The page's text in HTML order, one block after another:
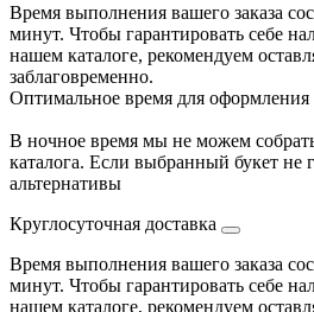
Время выполнения вашего заказа
минут. Чтобы гарантировать себе
нашем каталоге, рекомендуем
заблаговременно.
Оптимальное время для оформления
В ночное время мы не можем
каталога. Если выбранный букет
альтернативы
Круглосуточная доставка
Время выполнения вашего заказа
минут. Чтобы гарантировать себе
нашем каталоге, рекомендуем